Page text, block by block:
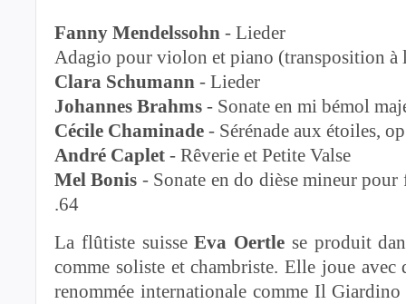
Fanny Mendelssohn - Lieder
Adagio pour violon et piano (transposition à
Clara Schumann - Lieder
Johannes Brahms - Sonate en mi bémol
Cécile Chaminade - Sérénade aux étoiles,
André Caplet - Rêverie et Petite Valse
Mel Bonis - Sonate en do dièse mineur
.64
La flûtiste suisseEva Oertle se produit
comme soliste et chambriste. Elle joue avec
renommée in­ternationale comme Il